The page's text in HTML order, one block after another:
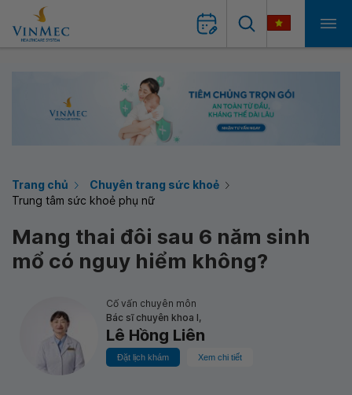
Trang chủ
Chuyên trang sức khoẻ
Trung tâm sức khoẻ phụ nữ
Mang thai đôi sau 6 năm sinh
mổ có nguy hiểm không?
Cố vấn chuyên môn
Bác sĩ chuyên khoa I,
Lê Hồng Liên
Đặt lịch khám Xem chi tiết